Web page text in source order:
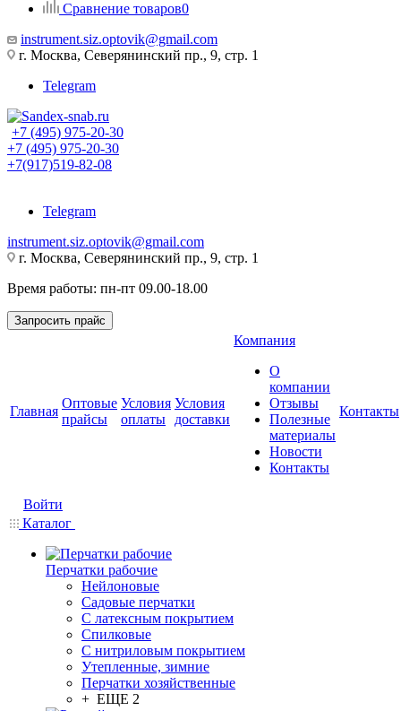
Сравнение товаров0
instrument.siz.optovik@gmail.com
г. Москва, Северянинский пр., 9, стр. 1
Telegram
+7 (495) 975-20-30
+7 (495) 975-20-30
+7(917)519-82-08
Telegram
instrument.siz.optovik@gmail.com
г. Москва, Северянинский пр., 9, стр. 1
Время работы: пн-пт 09.00-18.00
Запросить прайс
Главная
Оптовые
прайсы
Условия
оплаты
Условия
доставки
Компания
О
компании
Отзывы
Полезные
материалы
Новости
Контакты
Контакты
Войти
Каталог
Перчатки рабочие
Нейлоновые
Садовые перчатки
С латексным покрытием
Cпилковые
С нитриловым покрытием
Утепленные, зимние
Перчатки хозяйственные
+ ЕЩЕ 2